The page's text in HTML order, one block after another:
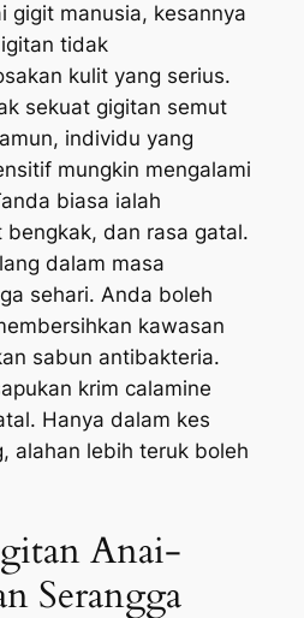
gigit manusia, kesannya
tidak
kulit yang serius.
sekuat gigitan semut
individu yang
mungkin mengalami
biasa ialah
bengkak, dan rasa gatal.
dalam masa
sehari. Anda boleh
kawasan
sabun antibakteria.
krim calamine
Hanya dalam kes
alahan lebih teruk boleh
Anai-
Serangga